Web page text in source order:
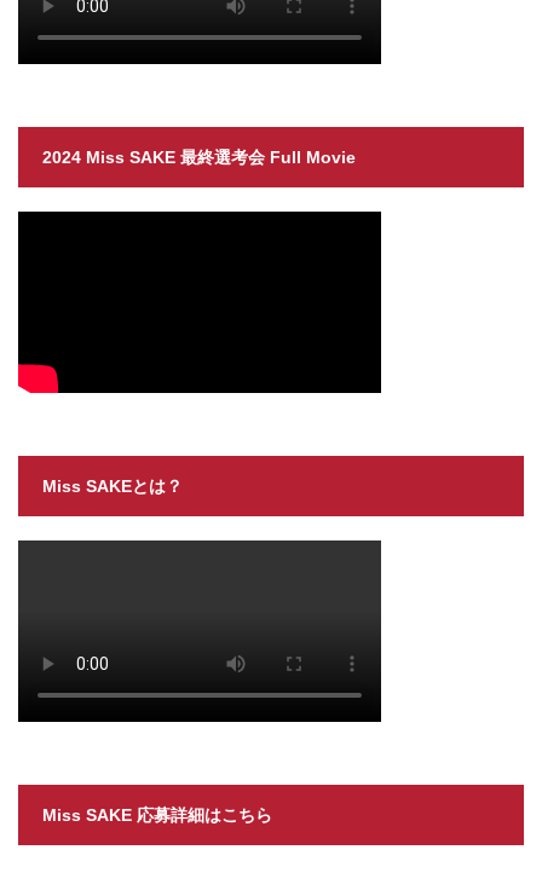
2024 Miss SAKE 最終選考会 Full Movie
Miss SAKEとは？
Miss SAKE 応募詳細はこちら